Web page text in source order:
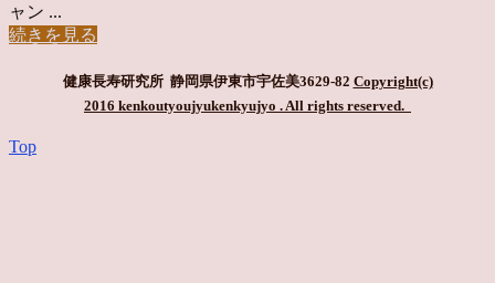
ャン ...
続きを見る
健康長寿研究所 静岡県伊東市宇佐美3629-82 Copyright(c)
2016 kenkoutyoujyukenkyujyo . All rights reserved.
Top